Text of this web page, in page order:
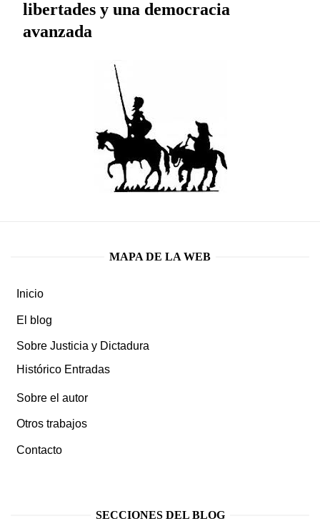
libertades y una democracia
avanzada
MAPA DE LA WEB
Inicio
El blog
Sobre Justicia y Dictadura
Histórico Entradas
Sobre el autor
Otros trabajos
Contacto
SECCIONES DEL BLOG